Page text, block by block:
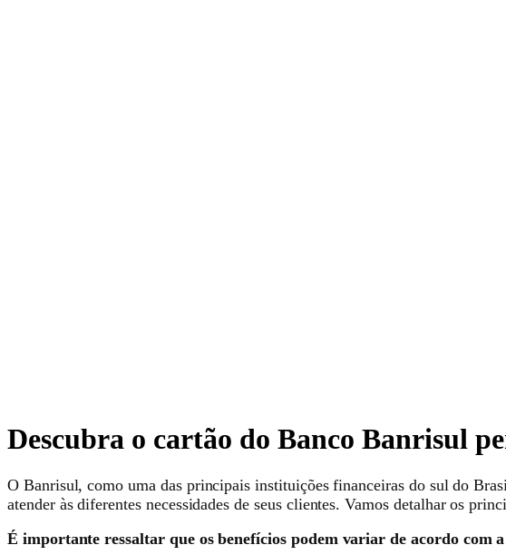
Descubra o cartão do Banco Banrisul
O Banrisul, como uma das principais instituições financeiras do sul do
atender às diferentes necessidades de seus clientes. Vamos detalhar os
É importante ressaltar que os benefícios podem variar de acordo